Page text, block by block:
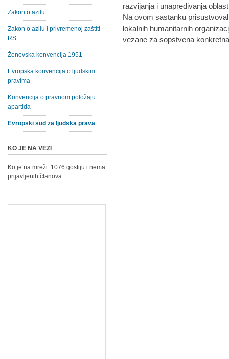
razvijanja i unapređivanja
Na ovom sastanku
lokalnih humanitarnih
vezane za sopstvena
Zakon o azilu
Zakon o azilu i privremenoj zaštiti
RS
Ženevska konvencija 1951
Evropska konvencija o ljudskim
pravima
Konvencija o pravnom položaju
apartida
Evropski sud za ljudska prava
KO JE NA VEZI
Ko je na mreži: 1076 gostiju i nema
prijavljenih članova